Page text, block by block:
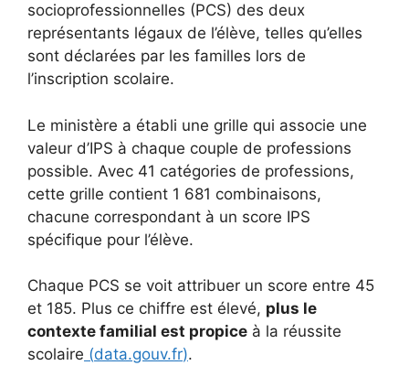
socioprofessionnelles (PCS) des deux
représentants légaux de l’élève, telles qu’elles
sont déclarées par les familles lors de
l’inscription scolaire.
Le ministère a établi une grille qui associe une
valeur d’IPS à chaque couple de professions
possible. Avec 41 catégories de professions,
cette grille contient 1 681 combinaisons,
chacune correspondant à un score IPS
spécifique pour l’élève.
Chaque PCS se voit attribuer un score entre 45
et 185. Plus ce chiffre est élevé, plus le
contexte familial est propice à la réussite
scolaire (data.gouv.fr).